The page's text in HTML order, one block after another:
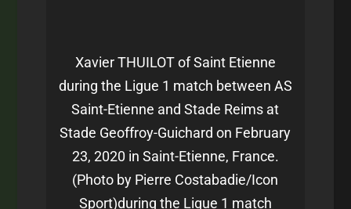
Xavier THUILOT of Saint Etienne
during the Ligue 1 match between AS
Saint-Etienne and Stade Reims at
Stade Geoffroy-Guichard on February
23, 2020 in Saint-Etienne, France.
(Photo by Pierre Costabadie/Icon
Sport)during the Ligue 1 match